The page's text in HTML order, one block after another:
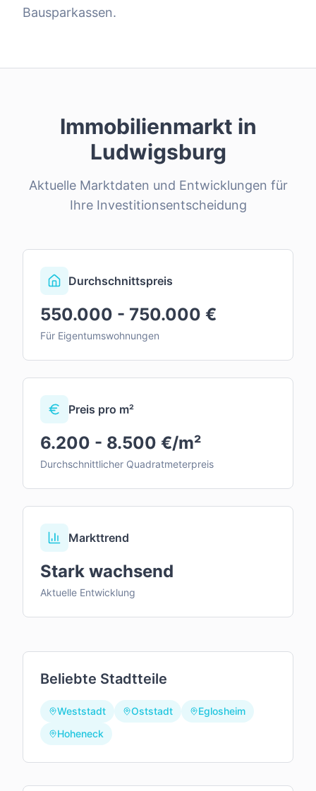
Bausparkassen.
Immobilienmarkt in
Ludwigsburg
Aktuelle Marktdaten und Entwicklungen für
Ihre Investitionsentscheidung
Durchschnittspreis
550.000 - 750.000 €
Für Eigentumswohnungen
Preis pro m²
6.200 - 8.500 €/m²
Durchschnittlicher Quadratmeterpreis
Markttrend
Stark wachsend
Aktuelle Entwicklung
Beliebte Stadtteile
Weststadt Oststadt
Eglosheim
Hoheneck